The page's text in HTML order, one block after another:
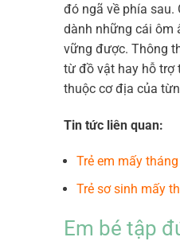
đó ngã về phía sau.
dành những cái ôm
vững được. Thông
từ đồ vật hay hỗ trợ
thuộc cơ địa của
Tin tức liên quan:
Trẻ em mấy
Trẻ sơ sinh mấy
Em bé tập